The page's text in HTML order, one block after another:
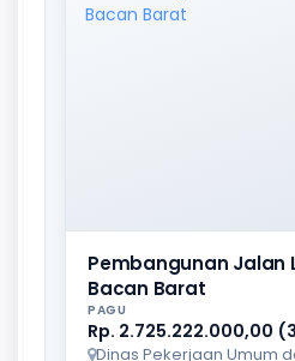
Pembangunan Jalan
Bacan Barat
PAGU
Rp. 2.725.222.000,00
Dinas Pekerjaan Umum